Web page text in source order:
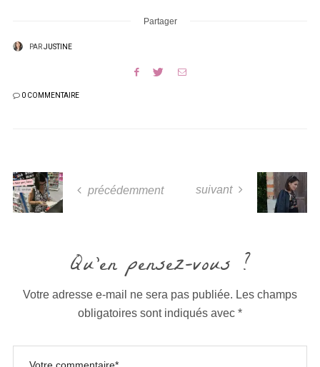
Partager
PARJUSTINE
0 COMMENTAIRE
précédemment suivant
Qu'en pensez-vous ?
Votre adresse e-mail ne sera pas publiée. Les champs
obligatoires sont indiqués avec *